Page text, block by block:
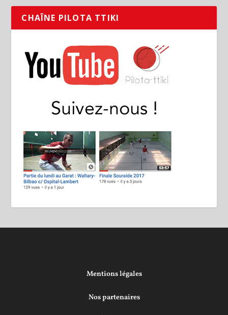
CHAÎNE PILOTA TTIKI
Mentions légales
Nos partenaires